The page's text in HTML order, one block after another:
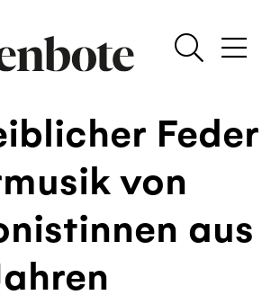
Feder
von
aus